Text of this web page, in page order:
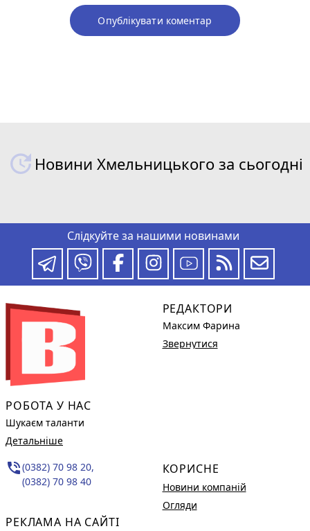
Опублікувати коментар
Новини Хмельницького за сьогодні
Слідкуйте за нашими новинами
РОБОТА У НАС
Шукаєм таланти
Детальніше
phone_in_talk(0382) 70 98 20,
(0382) 70 98 40
РЕКЛАМА НА САЙТІ
РЕДАКТОРИ
Максим Фарина
Звернутися
КОРИСНЕ
Новини компаній
Огляди